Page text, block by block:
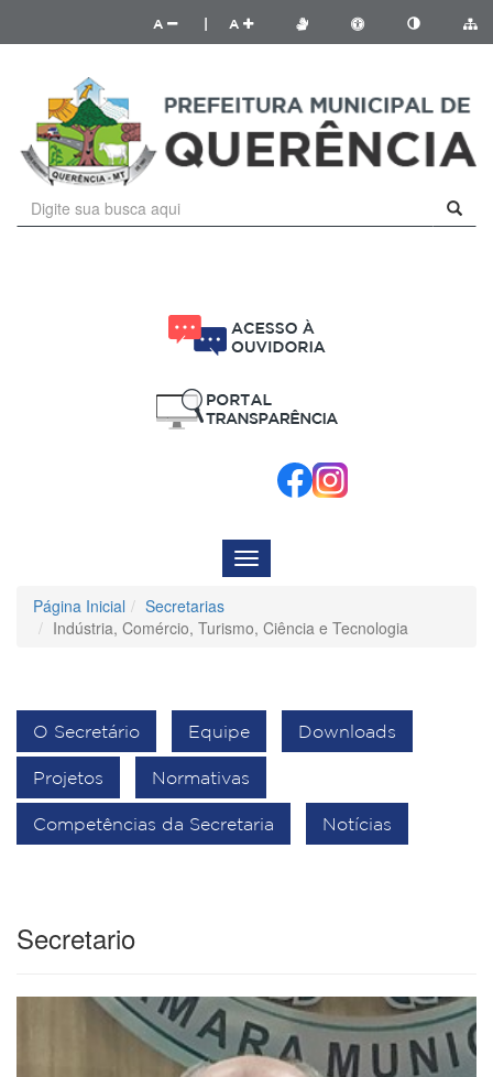
A A
Menu
de
Página Inicial
Secretarias
Indústria, Comércio, Turismo, Ciência e Tecnologia
O Secretário Equipe Downloads
Projetos Normativas
Competências da Secretaria Notícias
Secretario